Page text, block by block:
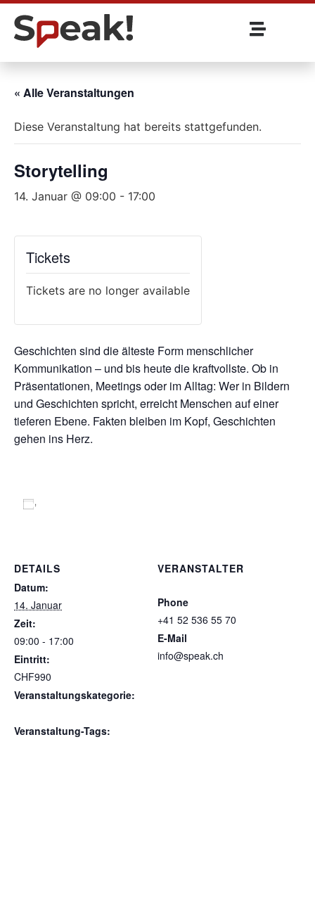
« Alle Veranstaltungen
Diese Veranstaltung hat bereits stattgefunden.
Storytelling
14. Januar @ 09:00 - 17:00
Tickets
Tickets are no longer available
Geschichten sind die älteste Form menschlicher
Kommunikation – und bis heute die kraftvollste. Ob in
Präsentationen, Meetings oder im Alltag: Wer in Bildern
und Geschichten spricht, erreicht Menschen auf einer
tieferen Ebene. Fakten bleiben im Kopf, Geschichten
gehen ins Herz.
DETAILS
Datum:
14. Januar
Zeit:
09:00 - 17:00
Eintritt:
CHF990
Veranstaltungskategorie:
Veranstaltung-Tags:
VERANSTALTER
Phone
+41 52 536 55 70
E-Mail
info@speak.ch